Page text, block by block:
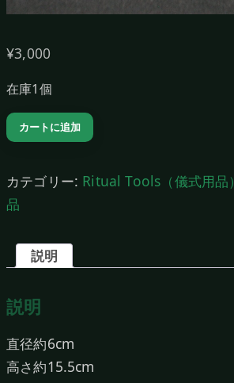
¥3,000
在庫1個
チ
ャ
ス
F
カートに追加
カテゴリー: Ritual Tools（儀式用品）
品
説明
説明
直径約6cm
高さ約15.5cm